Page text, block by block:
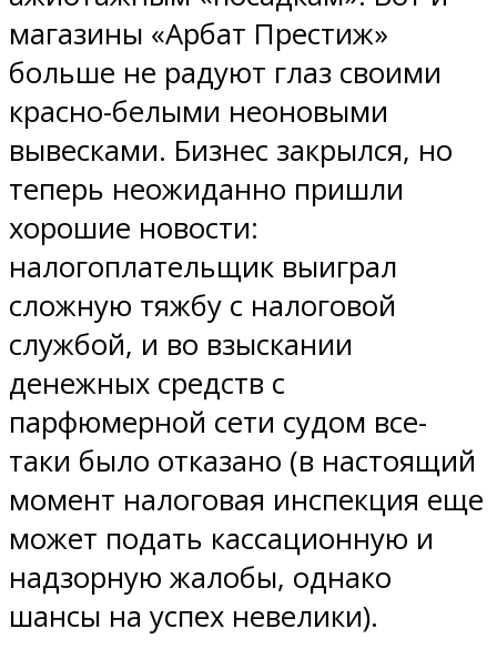
магазины «Арбат Престиж»
больше не радуют глаз своими
красно-белыми неоновыми
вывесками. Бизнес закрылся, но
теперь неожиданно пришли
хорошие новости:
налогоплательщик выиграл
сложную тяжбу с налоговой
службой, и во взыскании
денежных средств с
парфюмерной сети судом все-
таки было отказано (в настоящий
момент налоговая инспекция еще
может подать кассационную и
надзорную жалобы, однако
шансы на успех невелики).